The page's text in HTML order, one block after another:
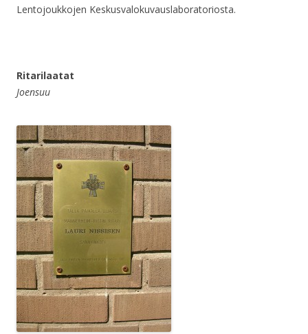
Lentojoukkojen Keskusvalokuvauslaboratoriosta.
Ritarilaatat
Joensuu